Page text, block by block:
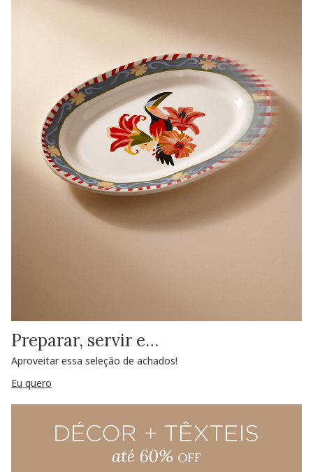
Preparar, servir e…
Aproveitar essa seleção de achados!
Eu quero